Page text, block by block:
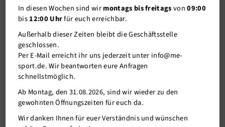
08.02.2023
Verantwortung
In diesen Wochen sind wirmontags bis freitagsvon09:00
bis12:00 Uhrfür euch erreichbar.
Außerhalb dieser Zeiten bleibt die Geschäftsstelle
geschlossen.
Per E-Mail erreicht ihr uns jederzeit unter info@me-
sport.de. Wir beantworten eure Anfragen
schnellstmöglich.
Ab Montag, den 31.08.2026, sind wir wieder zu den
gewohnten Öffnungszeiten für euch da.
Wir danken Ihnen für euer Verständnis und wünschen